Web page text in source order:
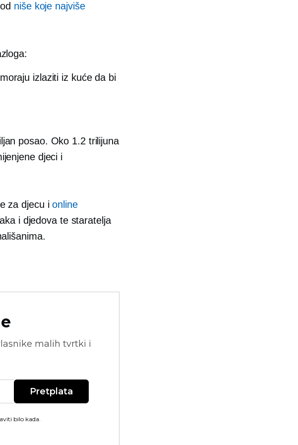
niše koje najviše
izlaziti iz kuće da bi
posao. Oko 1.2 trilijuna
djeci i
za djecu ionline
i djedova te staratelja
malih tvrtki i
Pretplata
bilo kada.